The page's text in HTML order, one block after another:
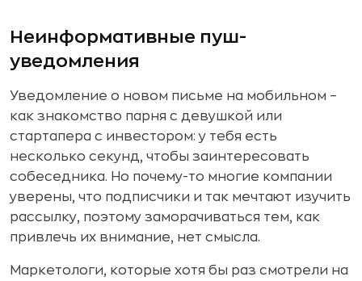
Неинформативные пуш-
уведомления
Уведомление о новом письме на мобильном –
как знакомство парня с девушкой или
стартапера с инвестором: у тебя есть
несколько секунд, чтобы заинтересовать
собеседника. Но почему-то многие компании
уверены, что подписчики и так мечтают изучить
рассылку, поэтому заморачиваться тем, как
привлечь их внимание, нет смысла.
Маркетологи, которые хотя бы раз смотрели на